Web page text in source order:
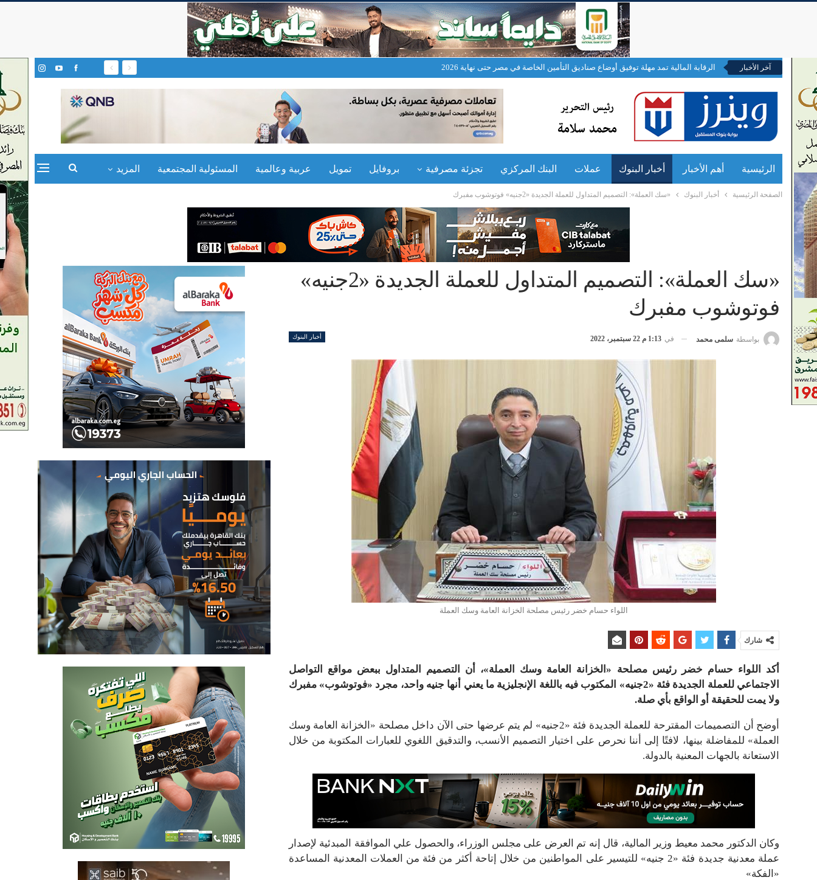
آخر الأخبار الرقابة المالية تمد مهلة توفيق أوضاع صناديق التأمين الخاصة في مصر حتى نهاية 2026
الرئيسية أهم الأخبار أخبار البنوك عملات البنك المركزي تجزئة مصرفية بروفايل تمويل عربية وعالمية المسئولية المجتمعية المزيد
الصفحة الرئيسية أخبار البنوك «سك العملة»: التصميم المتداول للعملة الجديدة «2جنيه» فوتوشوب مفبرك
«سك العملة»: التصميم المتداول للعملة الجديدة «2جنيه»
فوتوشوب مفبرك
أخبار البنوك بواسطة سلمى محمد في 1:13 م 22 سبتمبر، 2022
اللواء حسام خضر رئيس مصلحة الخزانة العامة وسك العملة
شارك
أكد اللواء حسام خضر رئيس مصلحة «الخزانة العامة وسك العملة»، أن التصميم المتداول ببعض مواقع التواصل
الاجتماعي للعملة الجديدة فئة «2جنيه» المكتوب فيه باللغة الإنجليزية ما يعني أنها جنيه واحد، مجرد «فوتوشوب» مفبرك
ولا يمت للحقيقة أو الواقع بأي صلة.
أوضح أن التصميمات المقترحة للعملة الجديدة فئة «2جنيه» لم يتم عرضها حتى الآن داخل مصلحة «الخزانة العامة وسك
العملة» للمفاضلة بينها، لافتًا إلى أننا نحرص على اختيار التصميم الأنسب، والتدقيق اللغوي للعبارات المكتوبة من خلال
الاستعانة بالجهات المعنية بالدولة.
وكان الدكتور محمد معيط وزير المالية، قال إنه تم العرض على مجلس الوزراء، والحصول علي الموافقة المبدئية لإصدار
عملة معدنية جديدة فئة «2 جنيه» للتيسير على المواطنين من خلال إتاحة أكثر من فئة من العملات المعدنية المساعدة
«الفكة»